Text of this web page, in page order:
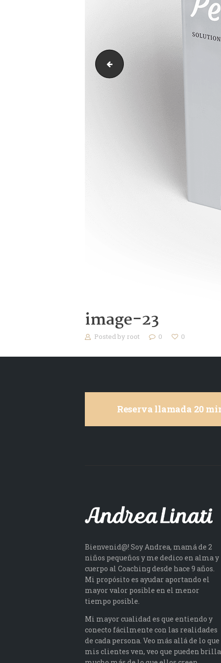
images[2]
image-23
Posted by root 0 0
Reserva llamada 20
Bienvenid@! Soy Andrea, mamá de 2
niños pequeños y me dedico en alma y
cuerpo al Coaching desde hace 9 años.
Mi propósito es ayudar aportando el
mayor valor posible en el menor
tiempo posible.
Mi mayor cualidad es que entiendo y
conecto fácilmente con las realidades
de cada persona. Veo más allá de lo que
mis clientes ven, veo que pueden